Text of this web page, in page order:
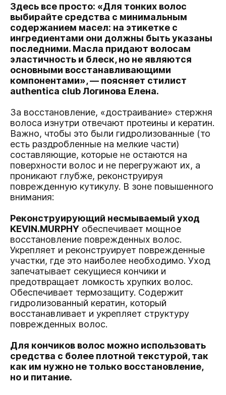
Здесь все просто: «Для тонких волос
выбирайте средства с минимальным
содержанием масел: на этикетке с
ингредиентами они должны быть указаны
последними. Масла придают волосам
эластичность и блеск, но не являются
основными восстанавливающими
компонентами», — поясняет стилист
authentica club Логинова Елена.
За восстановление, «достраивание» стержня
волоса изнутри отвечают протеины и кератин.
Важно, чтобы это были гидролизованные (то
есть раздробленные на мелкие части)
составляющие, которые не остаются на
поверхности волос и не перегружают их, а
проникают глубже, реконструируя
поврежденную кутикулу. В зоне повышенного
внимания:
Реконструирующий несмываемый уход
KEVIN.MURPHY обеспечивает мощное
восстановление поврежденных волос.
Укрепляет и реконструирует поврежденные
участки, где это наиболее необходимо. Уход
запечатывает секущиеся кончики и
предотвращает ломкость хрупких волос.
Обеспечивает термозащиту. Содержит
гидролизованный кератин, который
восстанавливает и укрепляет структуру
поврежденных волос.
Для кончиков волос можно использовать
средства с более плотной текстурой, так
как им нужно не только восстановление,
но и питание.